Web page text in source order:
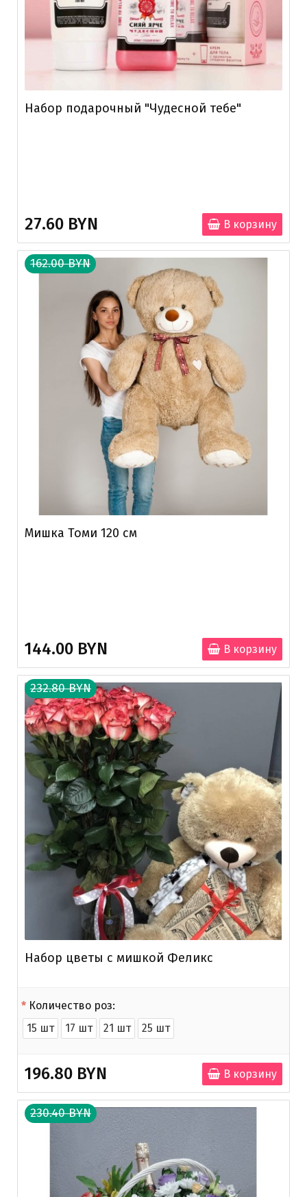
Набор подарочный "Чудесной тебе"
27.60 BYN В корзину
162.00 BYN
Мишка Томи 120 см
144.00 BYN В корзину
232.80 BYN
Набор цветы с мишкой Феликс
Количество роз:
15 шт
17 шт 21 шт 25 шт
196.80 BYN В корзину
230.40 BYN